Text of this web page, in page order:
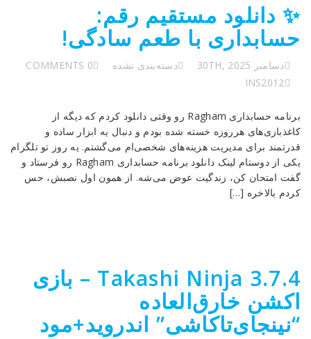
✨ دانلود مستقیم رقم:
حسابداری با طعم سادگی!
دسامبر 30TH, 2025 دسته‌بندی نشده
0 COMMENTS
INS2012
برنامه حسابداری Ragham رو وقتی دانلود کردم که دیگه از
کاغذبازی‌های هرروزه خسته شده بودم و دنبال یه ابزار ساده و
قدرتمند برای مدیریت هزینه‌های شخصی‌ام می‌گشتم. یه روز تو تلگرام
یکی از دوستام لینک دانلود برنامه حسابداری Ragham رو فرستاد و
گفت امتحان کن، زندگیت عوض می‌شه. از همون اول نصبش، حس
کردم بالاخره […]
Takashi Ninja 3.7.4 – بازی
اکشن خارق‌العاده
“نینجای‌تاکاشی” اندروید+مود